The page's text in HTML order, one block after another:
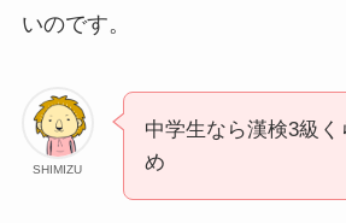
いのです。
SHIMIZU
中学生なら漢検3級
め